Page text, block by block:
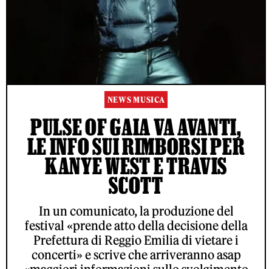
NEWS MUSICA
PULSE OF GAIA VA AVANTI,
LE INFO SUI RIMBORSI PER
KANYE WEST E TRAVIS
SCOTT
In un comunicato, la produzione del
festival «prende atto della decisione della
Prefettura di Reggio Emilia di vietare i
concerti» e scrive che arriveranno asap